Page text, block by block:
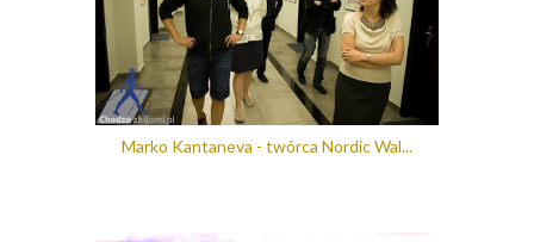
Marko Kantaneva - twórca Nordic Wal...